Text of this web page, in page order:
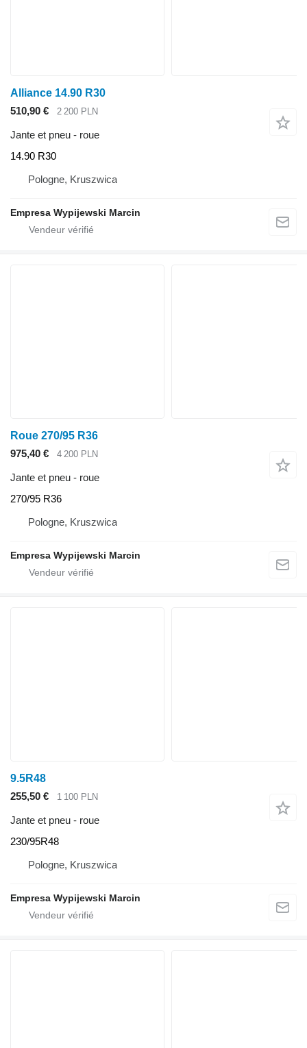
Alliance 14.90 R30
510,90 €
2 200 PLN
Jante et pneu - roue
14.90 R30
Pologne, Kruszwica
Empresa Wypijewski Marcin
Roue 270/95 R36
975,40 €
4 200 PLN
Jante et pneu - roue
270/95 R36
Pologne, Kruszwica
Empresa Wypijewski Marcin
9.5R48
255,50 €
1 100 PLN
Jante et pneu - roue
230/95R48
Pologne, Kruszwica
Empresa Wypijewski Marcin